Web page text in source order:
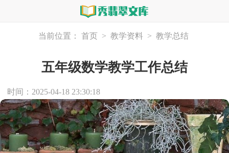
当前位置： 首页 > 教学资料 > 教学总结
五年级数学教学工作总结
时间：2025-04-18 23:30:18